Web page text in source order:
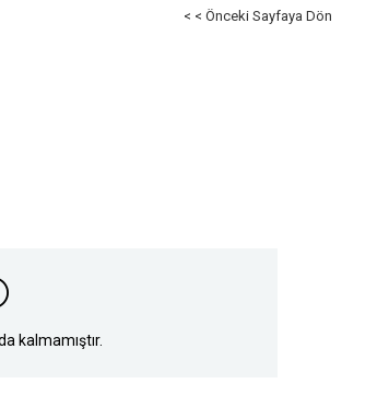
< < Önceki Sayfaya Dön
kalmamıştır.